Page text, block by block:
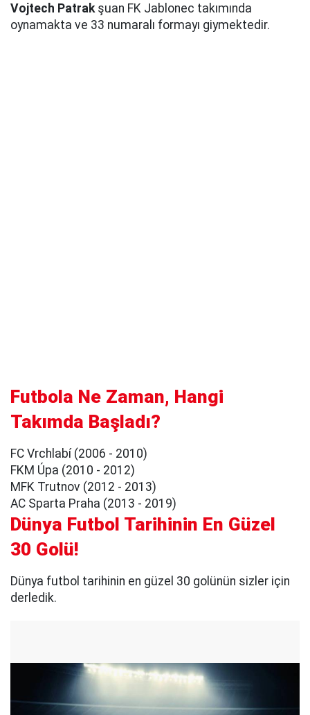
Vojtech Patrak şuan FK Jablonec takımında
oynamakta ve 33 numaralı formayı giymektedir.
Futbola Ne Zaman, Hangi
Takımda Başladı?
FC Vrchlabí (2006 - 2010)
FKM Úpa (2010 - 2012)
MFK Trutnov (2012 - 2013)
AC Sparta Praha (2013 - 2019)
Dünya Futbol Tarihinin En Güzel
30 Golü!
Dünya futbol tarihinin en güzel 30 golünün sizler için
derledik.